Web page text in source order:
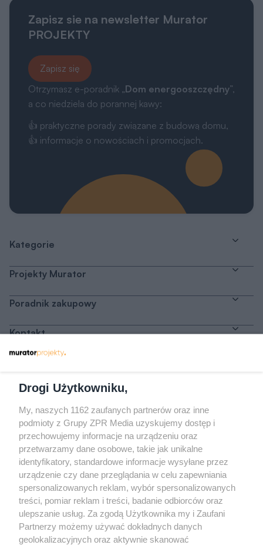
Zapisz sie na newsletter Murator
PROJEKTY
Zapisz się
Otrzymasz e-poradnik „Dom energooszczędny”,
a co niedziela do porannej kawy:
👍 praktyczne porady związane z budową domu,
👍 informacje o nowościach i promocjach.
Kategorie
Projekty Murator
Poradnik zakupowy
Kontakt
Odwiedź grupę na Facebooku
Gdybym budował drugi raz - mądry Polak
przed budową
Forum Muratora
Drogi Użytkowniku,
My, naszych 1162 zaufanych partnerów oraz inne
podmioty z Grupy ZPR Media uzyskujemy dostęp i
przechowujemy informacje na urządzeniu oraz
przetwarzamy dane osobowe, takie jak unikalne
identyfikatory, standardowe informacje wysyłane przez
urządzenie czy dane przeglądania w celu zapewniania
spersonalizowanych reklam, wybór spersonalizowanych
treści, pomiar reklam i treści, badanie odbiorców oraz
ulepszanie usług. Za zgodą Użytkownika my i Zaufani
Partnerzy możemy używać dokładnych danych
geolokalizacyjnych oraz aktywnie skanować